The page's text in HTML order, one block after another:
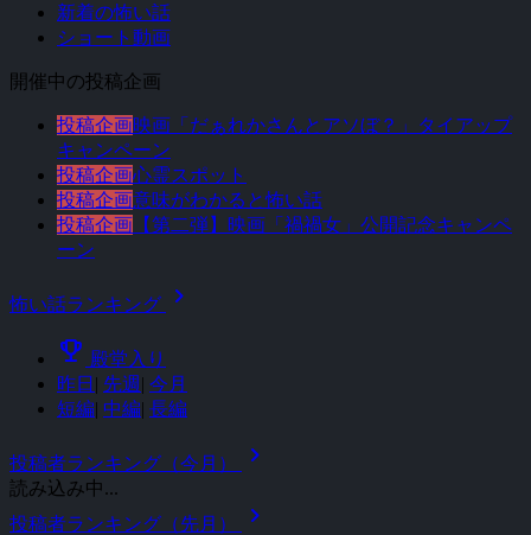
新着の怖い話
ショート動画
開催中の投稿企画
投稿企画映画「だぁれかさんとアソぼ？」タイアップ
キャンペーン
投稿企画心霊スポット
投稿企画意味がわかると怖い話
投稿企画 【第二弾】映画「禍禍女」公開記念キャンペ
ーン
怖い話ランキング
chevron_right
emoji_events 殿堂入り
昨日 | 先週 | 今月
短編| 中編| 長編
投稿者ランキング（今月） chevron_right
読み込み中...
投稿者ランキング（先月）
chevron_right